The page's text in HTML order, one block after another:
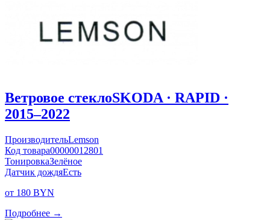
Ветровое стеклоSKODA · RAPID ·
2015–2022
ПроизводительLemson
Код товара00000012801
ТонировкаЗелёное
Датчик дождяЕсть
от 180 BYN
Подробнее →